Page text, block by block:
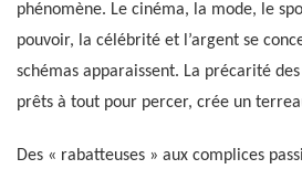
phénomène. Le cinéma, la mode, le
pouvoir, la célébrité et l’argent se
schémas apparaissent. La précarité
prêts à tout pour percer, crée un
Des « rabatteuses » aux complices